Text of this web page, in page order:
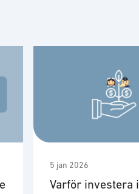
5 jan 2026
Varför investera i